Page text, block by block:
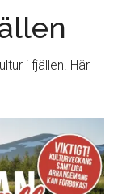
i fjällen. Här